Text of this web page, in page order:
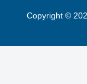
Copyright ©